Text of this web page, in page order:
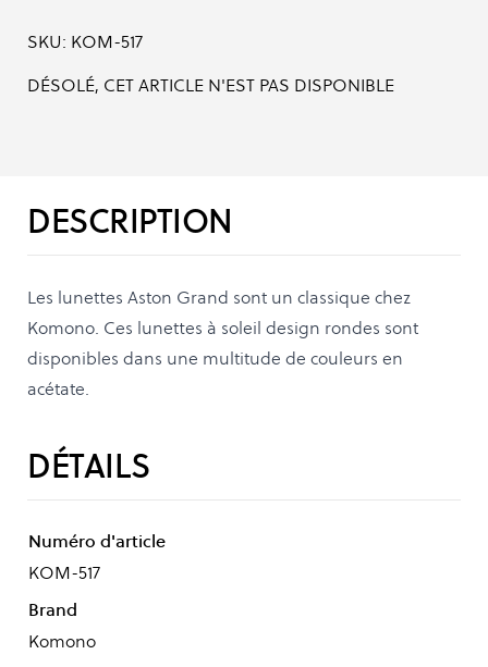
SKU: KOM-517
DÉSOLÉ, CET ARTICLE N'EST PAS DISPONIBLE
DESCRIPTION
Les lunettes Aston Grand sont un classique chez
Komono. Ces lunettes à soleil design rondes sont
disponibles dans une multitude de couleurs en
acétate.
DÉTAILS
Numéro d'article
KOM-517
Brand
Komono